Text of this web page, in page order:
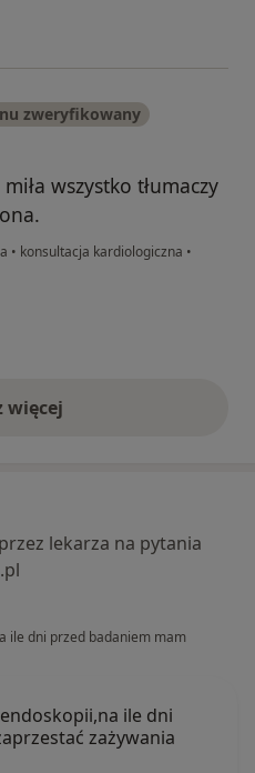
zweryfikowany
wszystko tłumaczy
• konsultacja kardiologiczna •
więcej
opinie powyżej
lekarza na pytania
ile dni przed badaniem mam
ile dni
zażywania